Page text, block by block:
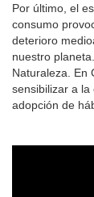
Por último, el
consumo
deterioro
nuestro
Naturaleza. En
sensibilizar a la
adopción de